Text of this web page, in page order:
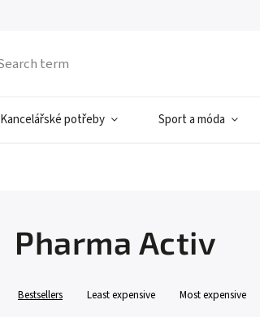
Kancelářské potřeby Sport a móda
Pharma Activ
Bestsellers Least expensive Most expensive